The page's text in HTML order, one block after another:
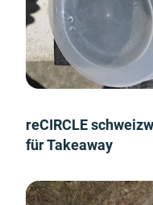
reCIRCLE
für Takeaway